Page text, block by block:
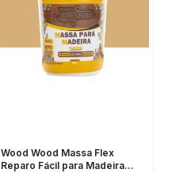
Wood Wood Massa Flex
Reparo Fácil para Madeira